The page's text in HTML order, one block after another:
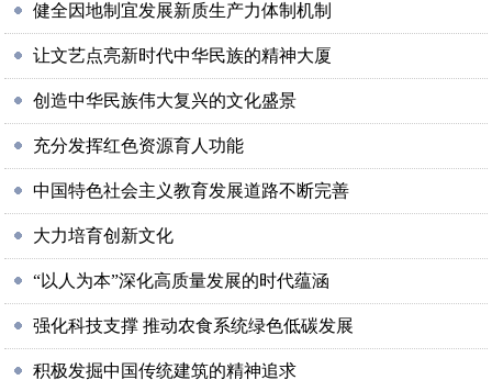
健全因地制宜发展新质生产力体制机制
让文艺点亮新时代中华民族的精神大厦
创造中华民族伟大复兴的文化盛景
充分发挥红色资源育人功能
中国特色社会主义教育发展道路不断完善
大力培育创新文化
“以人为本”深化高质量发展的时代蕴涵
强化科技支撑 推动农食系统绿色低碳发展
积极发掘中国传统建筑的精神追求